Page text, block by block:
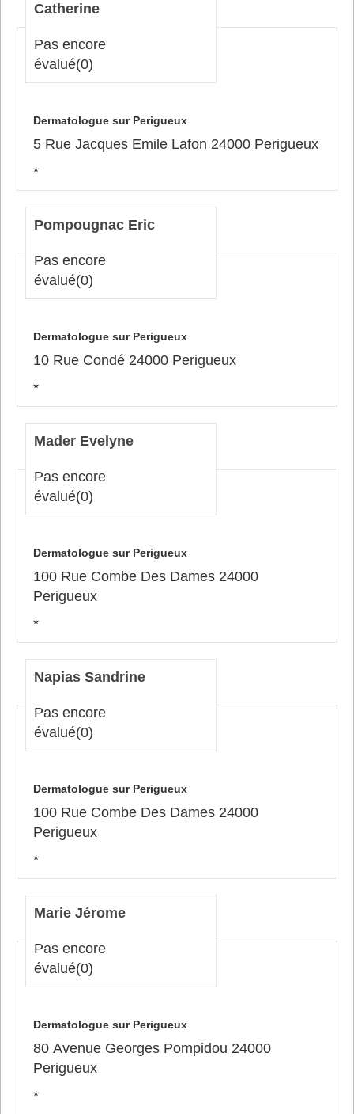
Catherine
Pas encore
évalué(0)
Dermatologue sur Perigueux
5 Rue Jacques Emile Lafon 24000 Perigueux
*
Pompougnac Eric
Pas encore
évalué(0)
Dermatologue sur Perigueux
10 Rue Condé 24000 Perigueux
*
Mader Evelyne
Pas encore
évalué(0)
Dermatologue sur Perigueux
100 Rue Combe Des Dames 24000
Perigueux
*
Napias Sandrine
Pas encore
évalué(0)
Dermatologue sur Perigueux
100 Rue Combe Des Dames 24000
Perigueux
*
Marie Jérome
Pas encore
évalué(0)
Dermatologue sur Perigueux
80 Avenue Georges Pompidou 24000
Perigueux
*